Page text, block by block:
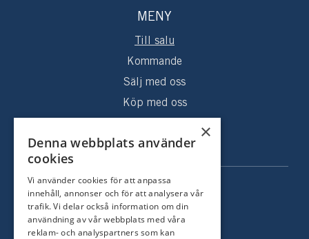
MENY
Till salu
Kommande
Sälj med oss
Köp med oss
Om oss
KONTAKT
Strandvägen 67
115 23 Stockholm
×
Denna webbplats använder
cookies
Vi använder cookies för att anpassa
innehåll, annonser och för att analysera vår
trafik. Vi delar också information om din
användning av vår webbplats med våra
reklam- och analyspartners som kan